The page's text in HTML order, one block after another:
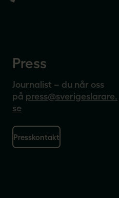
Press
Journalist – du når oss
på press@sverigeslarare.
se
Presskontakt